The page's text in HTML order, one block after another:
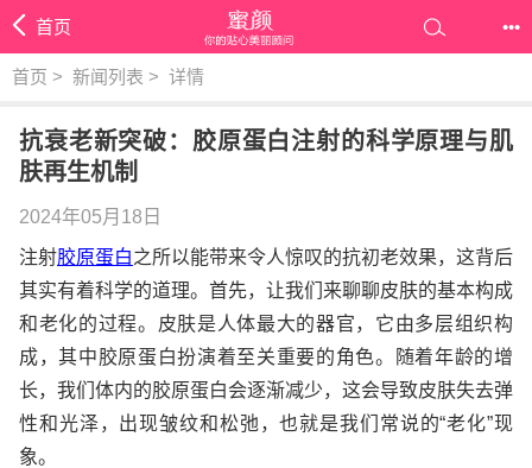
首页 •••
首页 > 新闻列表 > 详情
抗衰老新突破：胶原蛋白注射的科学原理与肌
肤再生机制
2024年05月18日
注射胶原蛋白之所以能带来令人惊叹的抗初老效果，这背后
其实有着科学的道理。首先，让我们来聊聊皮肤的基本构成
和老化的过程。皮肤是人体最大的器官，它由多层组织构
成，其中胶原蛋白扮演着至关重要的角色。随着年龄的增
长，我们体内的胶原蛋白会逐渐减少，这会导致皮肤失去弹
性和光泽，出现皱纹和松弛，也就是我们常说的“老化”现
象。